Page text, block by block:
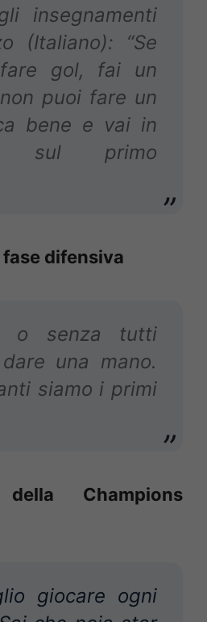
insegnamenti
(Italiano): “Se
gol, fai un
puoi fare un
bene e vai in
sul primo
difensiva
o senza tutti
una mano.
siamo i primi
della Champions
giocare ogni